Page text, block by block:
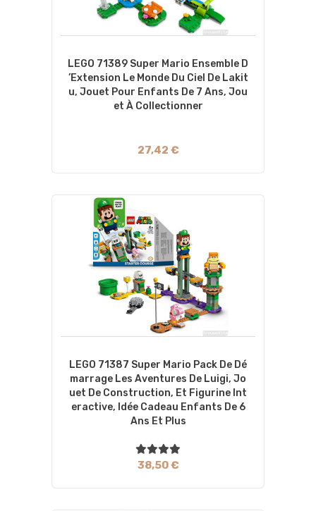
LEGO 71389 Super Mario Ensemble D
’Extension Le Monde Du Ciel De Lakit
U, Jouet Pour Enfants De 7 Ans, Jou
Et À Collectionner
27,42 €
LEGO 71387 Super Mario Pack De Dé
Marrage Les Aventures De Luigi, Jo
Uet De Construction, Et Figurine Int
Eractive, Idée Cadeau Enfants De 6
Ans Et Plus
38,50 €